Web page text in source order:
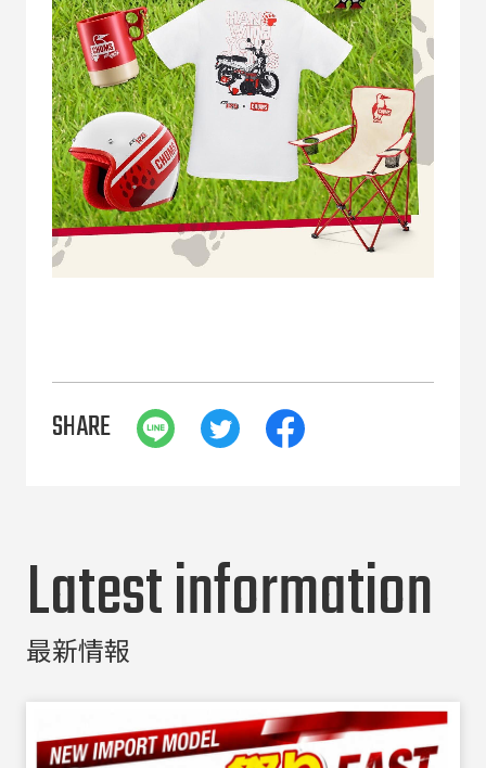
SHARE
Latest information
最新情報